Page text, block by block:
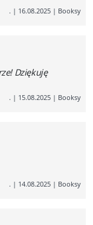
. | 16.08.2025 | Booksy
Dziękuję
. | 15.08.2025 | Booksy
. | 14.08.2025 | Booksy